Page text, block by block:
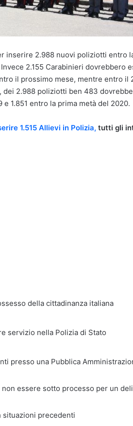
inserire 2.988 nuovi poliziotti entro
2.155 Carabinieri dovrebbero
il prossimo mese, mentre entro il
2.988 poliziotti ben 483
1.851 entro la prima metà del 2020.
1.515 Allievi in Polizia, tutti gli
della cittadinanza italiana
servizio nella Polizia di Stato
presso una Pubblica
essere sotto processo per un
situazioni precedenti